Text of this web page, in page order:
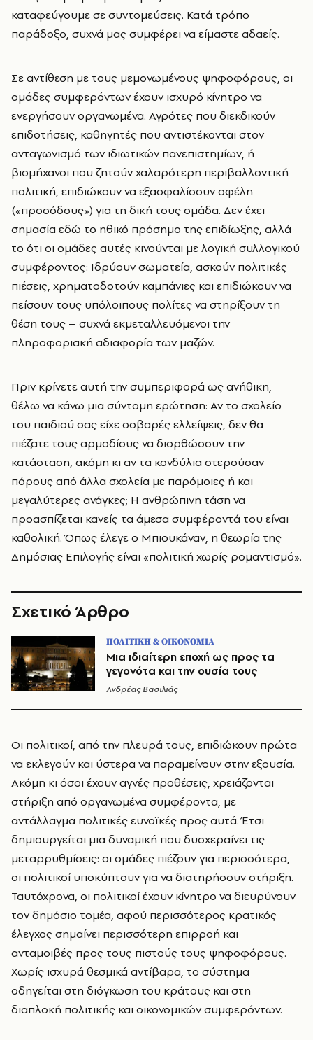
καταφεύγουμε σε συντομεύσεις. Κατά τρόπο
παράδοξο, συχνά μας συμφέρει να είμαστε αδαείς.
Σε αντίθεση με τους μεμονωμένους ψηφοφόρους, οι
ομάδες συμφερόντων έχουν ισχυρό κίνητρο να
ενεργήσουν οργανωμένα. Αγρότες που διεκδικούν
επιδοτήσεις, καθηγητές που αντιστέκονται στον
ανταγωνισμό των ιδιωτικών πανεπιστημίων, ή
βιομήχανοι που ζητούν χαλαρότερη περιβαλλοντική
πολιτική, επιδιώκουν να εξασφαλίσουν οφέλη
(«προσόδους») για τη δική τους ομάδα. Δεν έχει
σημασία εδώ το ηθικό πρόσημο της επιδίωξης, αλλά
το ότι οι ομάδες αυτές κινούνται με λογική συλλογικού
συμφέροντος: Ιδρύουν σωματεία, ασκούν πολιτικές
πιέσεις, χρηματοδοτούν καμπάνιες και επιδιώκουν να
πείσουν τους υπόλοιπους πολίτες να στηρίξουν τη
θέση τους – συχνά εκμεταλλευόμενοι την
πληροφοριακή αδιαφορία των μαζών.
Πριν κρίνετε αυτή την συμπεριφορά ως ανήθικη,
θέλω να κάνω μια σύντομη ερώτηση: Αν το σχολείο
του παιδιού σας είχε σοβαρές ελλείψεις, δεν θα
πιέζατε τους αρμοδίους να διορθώσουν την
κατάσταση, ακόμη κι αν τα κονδύλια στερούσαν
πόρους από άλλα σχολεία με παρόμοιες ή και
μεγαλύτερες ανάγκες; Η ανθρώπινη τάση να
προασπίζεται κανείς τα άμεσα συμφέροντά του είναι
καθολική. Όπως έλεγε ο Μπιουκάναν, η θεωρία της
Δημόσιας Επιλογής είναι «πολιτική χωρίς ρομαντισμό».
Σχετικό Άρθρο
ΠΟΛΙΤΙΚΗ & ΟΙΚΟΝΟΜΙΑ
Μια ιδιαίτερη εποχή ως προς τα
γεγονότα και την ουσία τους
Ανδρέας Βασιλιάς
Οι πολιτικοί, από την πλευρά τους, επιδιώκουν πρώτα
να εκλεγούν και ύστερα να παραμείνουν στην εξουσία.
Ακόμη κι όσοι έχουν αγνές προθέσεις, χρειάζονται
στήριξη από οργανωμένα συμφέροντα, με
αντάλλαγμα πολιτικές ευνοϊκές προς αυτά. Έτσι
δημιουργείται μια δυναμική που δυσχεραίνει τις
μεταρρυθμίσεις: οι ομάδες πιέζουν για περισσότερα,
οι πολιτικοί υποκύπτουν για να διατηρήσουν στήριξη.
Ταυτόχρονα, οι πολιτικοί έχουν κίνητρο να διευρύνουν
τον δημόσιο τομέα, αφού περισσότερος κρατικός
έλεγχος σημαίνει περισσότερη επιρροή και
ανταμοιβές προς τους πιστούς τους ψηφοφόρους.
Χωρίς ισχυρά θεσμικά αντίβαρα, το σύστημα
οδηγείται στη διόγκωση του κράτους και στη
διαπλοκή πολιτικής και οικονομικών συμφερόντων.